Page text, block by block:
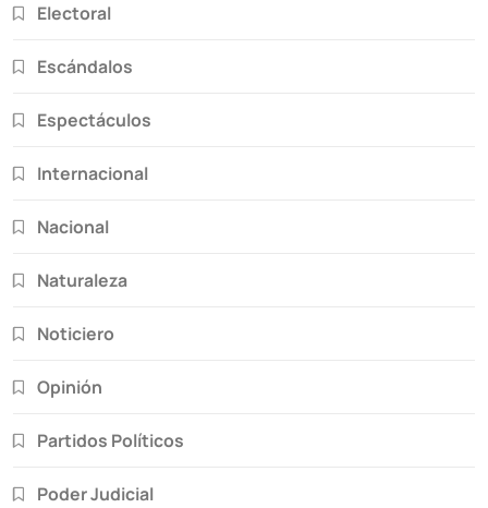
Electoral
Escándalos
Espectáculos
Internacional
Nacional
Naturaleza
Noticiero
Opinión
Partidos Políticos
Poder Judicial